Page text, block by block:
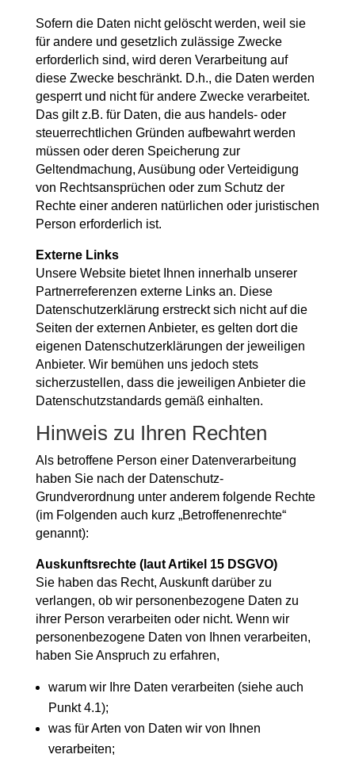
Sofern die Daten nicht gelöscht werden, weil sie
für andere und gesetzlich zulässige Zwecke
erforderlich sind, wird deren Verarbeitung auf
diese Zwecke beschränkt. D.h., die Daten werden
gesperrt und nicht für andere Zwecke verarbeitet.
Das gilt z.B. für Daten, die aus handels- oder
steuerrechtlichen Gründen aufbewahrt werden
müssen oder deren Speicherung zur
Geltendmachung, Ausübung oder Verteidigung
von Rechtsansprüchen oder zum Schutz der
Rechte einer anderen natürlichen oder juristischen
Person erforderlich ist.
Externe Links
Unsere Website bietet Ihnen innerhalb unserer
Partnerreferenzen externe Links an. Diese
Datenschutzerklärung erstreckt sich nicht auf die
Seiten der externen Anbieter, es gelten dort die
eigenen Datenschutzerklärungen der jeweiligen
Anbieter. Wir bemühen uns jedoch stets
sicherzustellen, dass die jeweiligen Anbieter die
Datenschutzstandards gemäß einhalten.
Hinweis zu Ihren Rechten
Als betroffene Person einer Datenverarbeitung
haben Sie nach der Datenschutz-
Grundverordnung unter anderem folgende Rechte
(im Folgenden auch kurz „Betroffenenrechte“
genannt):
Auskunftsrechte (laut Artikel 15 DSGVO)
Sie haben das Recht, Auskunft darüber zu
verlangen, ob wir personenbezogene Daten zu
ihrer Person verarbeiten oder nicht. Wenn wir
personenbezogene Daten von Ihnen verarbeiten,
haben Sie Anspruch zu erfahren,
warum wir Ihre Daten verarbeiten (siehe auch
Punkt 4.1);
was für Arten von Daten wir von Ihnen
verarbeiten;